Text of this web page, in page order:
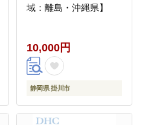
域：離島・沖縄県】
10,000円
静岡県 掛川市